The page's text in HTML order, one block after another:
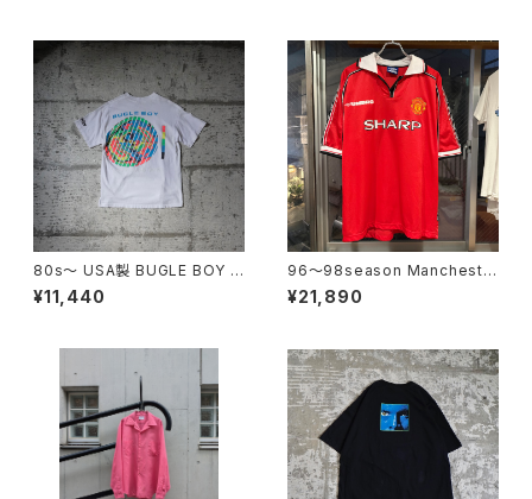
80s〜 USA製 BUGLE BOY S
WIM Puff Print Tee
¥11,440
96〜98season Mancheste
r United Retro home shirt
¥21,890